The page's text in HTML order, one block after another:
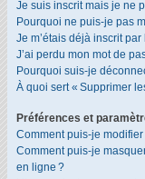
Je suis inscrit mais je ne
Pourquoi ne puis-je pas
Je m’étais déjà inscrit
J’ai perdu mon mot de
Pourquoi suis-je
À quoi sert « Supprimer
Préférences et
Comment puis-je
Comment puis-je
en ligne ?